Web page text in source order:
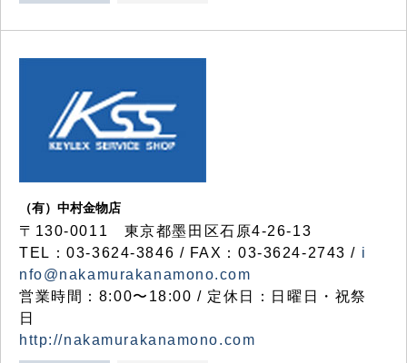
（有）中村金物店
〒130-0011 東京都墨田区石原4-26-13
TEL：03-3624-3846 / FAX：03-3624-2743 / i
nfo@nakamurakanamono.com
営業時間：8:00〜18:00 / 定休日：日曜日・祝祭
日
http://nakamurakanamono.com